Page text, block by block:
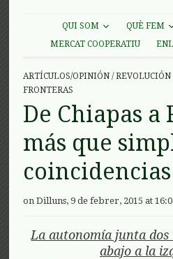
QUI SOM QUÈ FEM
MERCAT COOPERATIU
ARTÍCULOS/OPINIÓN /
FRONTERAS
De Chiapas a
más que
coincidencias
on Dilluns, 9 de febrer, 2015 at
La autonomía junta dos
abajo a la